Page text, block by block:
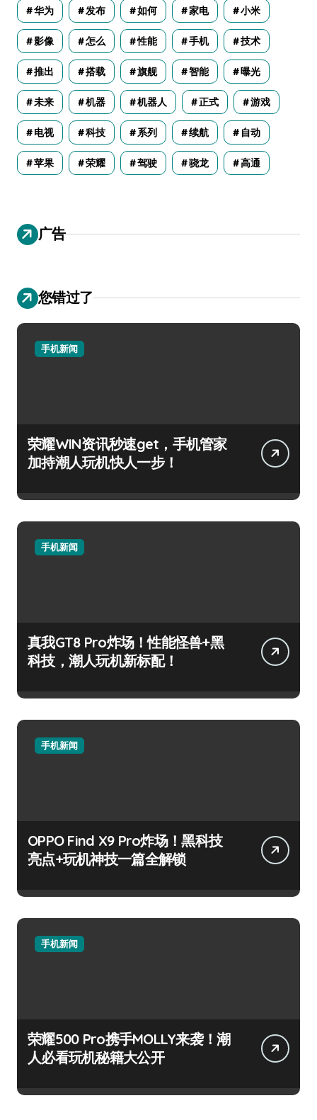
华为 发布 如何 家电 小米
影像 怎么 性能 手机 技术
推出 搭载 旗舰 智能 曝光
未来 机器 机器人 正式 游戏
电视 科技 系列 续航 自动
苹果 荣耀 驾驶 骁龙 高通
广告
您错过了
手机新闻
荣耀WIN资讯秒速get，手机管家
加持潮人玩机快人一步！
手机新闻
真我GT8 Pro炸场！性能怪兽+黑
科技，潮人玩机新标配！
手机新闻
OPPO Find X9 Pro炸场！黑科技
亮点+玩机神技一篇全解锁
手机新闻
荣耀500 Pro携手MOLLY来袭！潮
人必看玩机秘籍大公开